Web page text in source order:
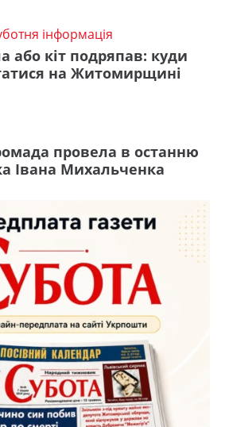
інформація
або кіт подряпав: куди
на Житомирщині
провела в останню
Івана Михальченка